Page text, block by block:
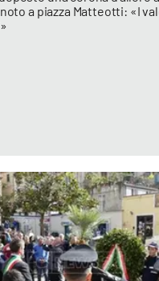
a piazza Matteotti: «I